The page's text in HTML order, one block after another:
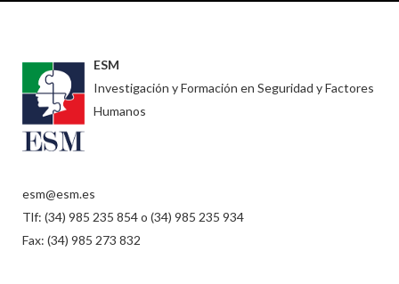
ESM
Investigación y Formación en Seguridad y Factores
Humanos
esm@esm.es
Tlf: (34) 985 235 854 o (34) 985 235 934
Fax: (34) 985 273 832